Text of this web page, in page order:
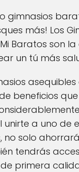
gimnasios
más! Los
Baratos son
un tú más
beneficios
unirte a uno de
no solo
tendrás
primera